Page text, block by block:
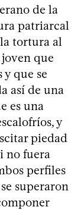
de la
patriarcal
tortura al
que
que se
así de una
es una
y
piedad
no fuera
perfiles
superaron